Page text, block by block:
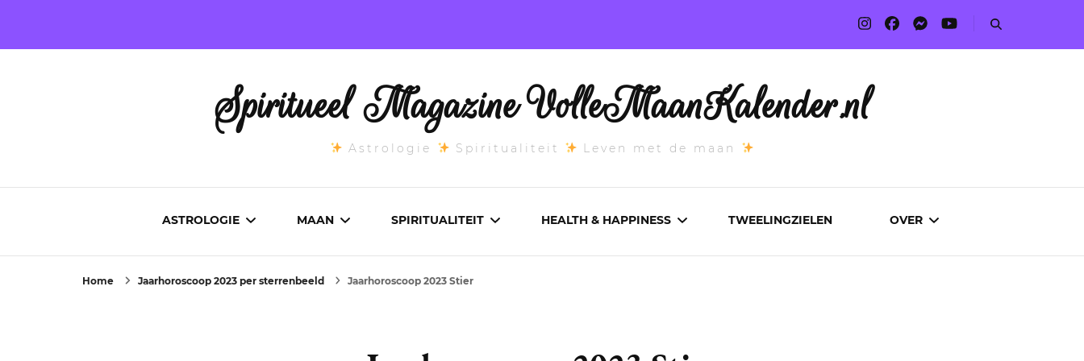
Spiritueel Magazine VolleMaanKalender.nl
Astrologie Spiritualiteit Leven met de maan
ASTROLOGIE
ASCENDANT
MAAN SPIRITUALITEIT HEALTH & HAPPINESS TWEELINGZIELEN OVER
Home Jaarhoroscoop 2023 per sterrenbeeld Jaarhoroscoop 2023 Stier